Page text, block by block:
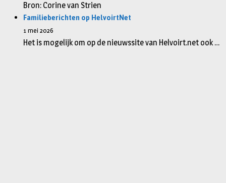
Bron: Corine van Strien
Familieberichten op HelvoirtNet
1 mei 2026
Het is mogelijk om op de nieuwssite van Helvoirt.net ook …